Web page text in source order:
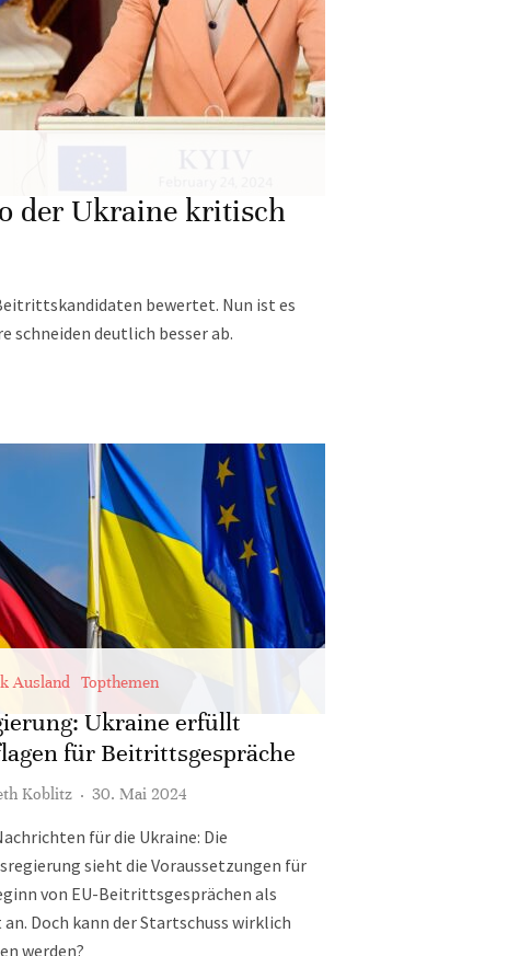
der Ukraine kritisch
bewertet. Nun ist es
schneiden deutlich besser ab.
Ausland Topthemen
Ukraine erfüllt
für Beitrittsgespräche
Koblitz · 30. Mai 2024
für die Ukraine: Die
sieht die Voraussetzungen für
von EU-Beitrittsgesprächen als
Doch kann der Startschuss wirklich
werden?